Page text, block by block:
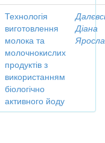
Технологія
виготовлення
молока та
молочнокислих
продуктів з
використанням
біологічно
активного йоду
Діана